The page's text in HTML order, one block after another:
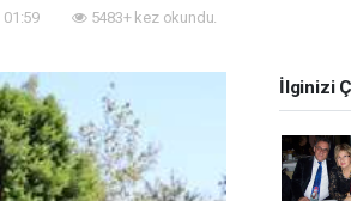
01:59 5483+ kez okundu.
İlginizi